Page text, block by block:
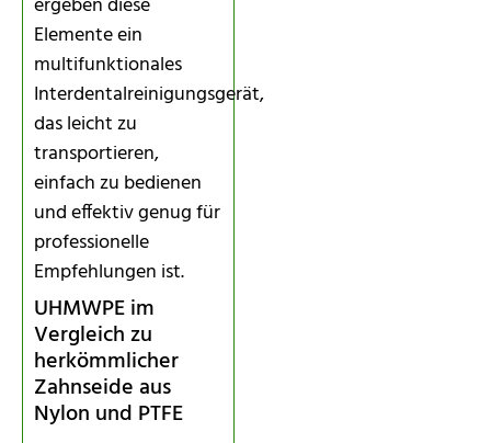
Elemente ein
multifunktionales
Interdentalreinigungsgerät,
das leicht zu
transportieren,
einfach zu bedienen
und effektiv genug für
professionelle
Empfehlungen ist.
UHMWPE im
Vergleich zu
herkömmlicher
Zahnseide aus
Nylon und PTFE